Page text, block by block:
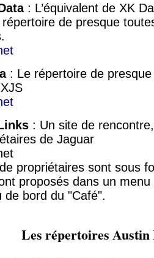
: L’équivalent de XK
de presque
: Le répertoire de
: Un site de
de Jaguar
propriétaires sont sous
proposés dans un
de bord du "Café".
Les répertoires Austin